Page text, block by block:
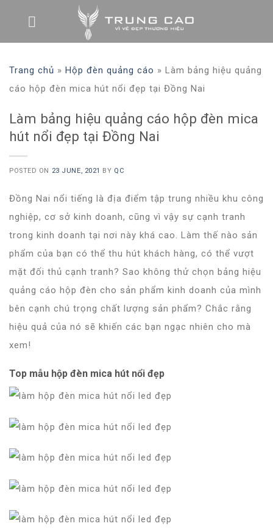
Trang chủ » Hộp đèn quảng cáo » Làm bảng hiệu quảng
cáo hộp đèn mica hút nổi đẹp tại Đồng Nai
Làm bảng hiệu quảng cáo hộp đèn mica
hút nổi đẹp tại Đồng Nai
POSTED ON 23 JUNE, 2021 BY QC
Đồng Nai nổi tiếng là địa điểm tập trung nhiều khu công
nghiệp, cơ sở kinh doanh, cũng vì vậy sự cạnh tranh
trong kinh doanh tại nơi này khá cao. Làm thế nào sản
phẩm của bạn có thể thu hút khách hàng, có thể vượt
mặt đối thủ cạnh tranh? Sao không thử chọn bảng hiệu
quảng cáo hộp đèn cho sản phẩm kinh doanh của mình
bên cạnh chú trọng chất lượng sản phẩm? Chắc rằng
hiệu quả của nó sẽ khiến các bạn ngạc nhiên cho mà
xem!
Top mẫu hộp đèn mica hút nổi đẹp